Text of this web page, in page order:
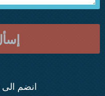
انضم الى 8 مليون من العملاء الراضين